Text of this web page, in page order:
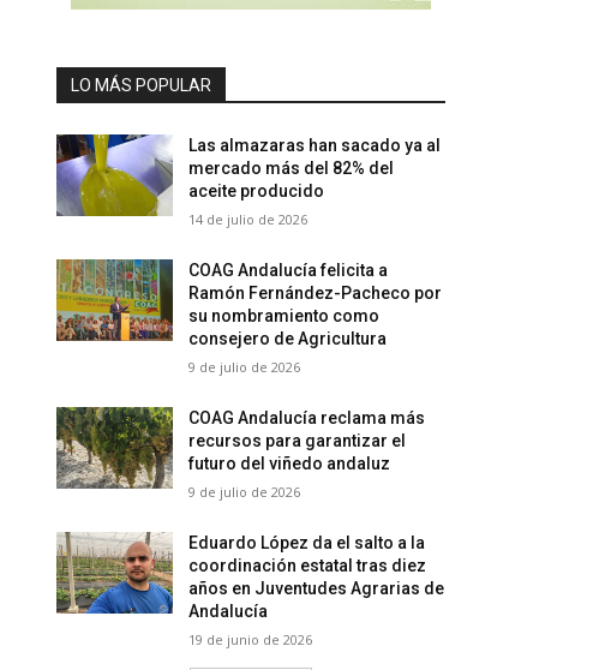
LO MÁS POPULAR
Las almazaras han sacado ya al
mercado más del 82% del
aceite producido
14 de julio de 2026
COAG Andalucía felicita a
Ramón Fernández-Pacheco por
su nombramiento como
consejero de Agricultura
9 de julio de 2026
COAG Andalucía reclama más
recursos para garantizar el
futuro del viñedo andaluz
9 de julio de 2026
Eduardo López da el salto a la
coordinación estatal tras diez
años en Juventudes Agrarias de
Andalucía
19 de junio de 2026